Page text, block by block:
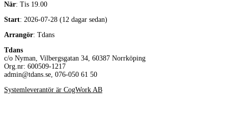
När: Tis 19.00
Start: 2026-07-28 (12 dagar sedan)
Arrangör: Tdans
Tdans
c/o Nyman, Vilbergsgatan 34, 60387 Norrköping
Org.nr: 600509-1217
admin@tdans.se, 076-050 61 50
Systemleverantör är CogWork AB